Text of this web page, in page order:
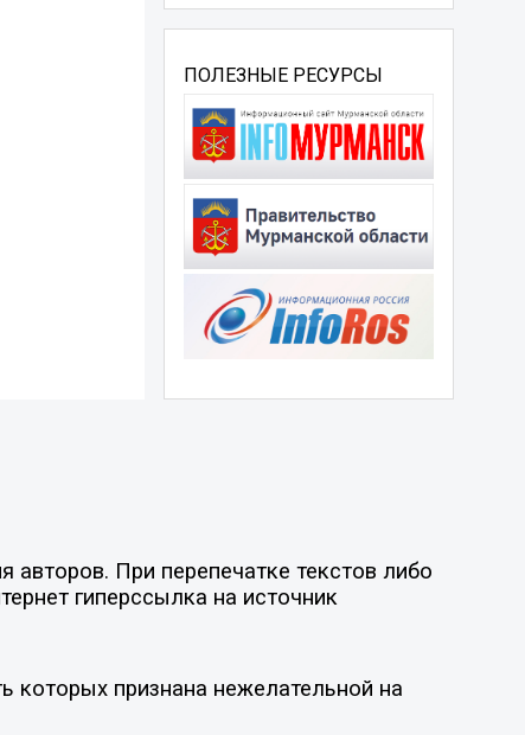
ПОЛЕЗНЫЕ РЕСУРСЫ
При перепечатке текстов либо
гиперссылка на источник
которых признана нежелательной на